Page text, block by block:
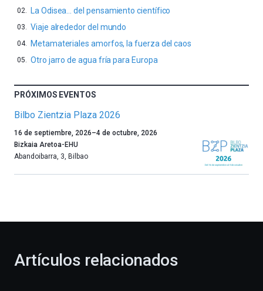
La Odisea… del pensamiento científico
Viaje alrededor del mundo
Metamateriales amorfos, la fuerza del caos
Otro jarro de agua fría para Europa
PRÓXIMOS EVENTOS
Bilbo Zientzia Plaza 2026
Un
año
más,
celebración
16 de septiembre, 2026–4 de octubre, 2026
Bizkaia Aretoa-EHU
Abandoibarra, 3, Bilbao
Artículos relacionados